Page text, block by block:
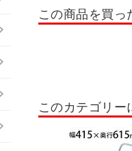
パーツハンガー ス
ステンレスワゴン
この商品を買っ
このカテゴリー